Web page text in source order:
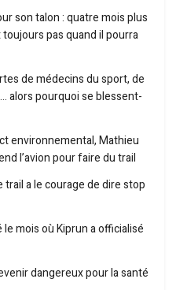
son talon : quatre mois plus
pas quand il pourra
de médecins du sport, de
alors pourquoi se blessent-
environnemental, Mathieu
l’avion pour faire du trail
trail a le courage de dire stop
mois où Kiprun a officialisé
dangereux pour la santé